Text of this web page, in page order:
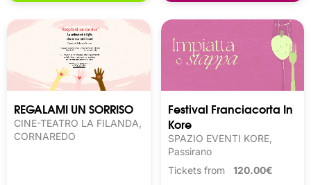
REGALAMI UN SORRISO
CINE-TEATRO LA FILANDA,
CORNAREDO
Festival Franciacorta In
Kore
SPAZIO EVENTI KORE,
Passirano
Tickets from 120.00€